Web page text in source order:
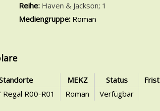
Reihe: Haven & Jackson; 1
Mediengruppe: Roman
MEKZ Status Frist
Regal R00-R01
Roman Verfügbar